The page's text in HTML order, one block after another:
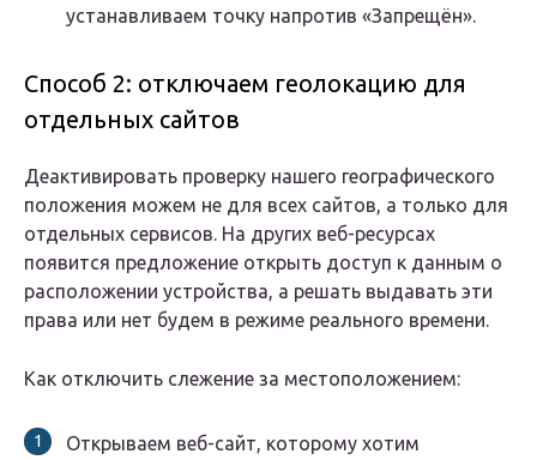
устанавливаем точку напротив «Запрещён».
Способ 2: отключаем геолокацию для
отдельных сайтов
Деактивировать проверку нашего географического
положения можем не для всех сайтов, а только для
отдельных сервисов. На других веб-ресурсах
появится предложение открыть доступ к данным о
расположении устройства, а решать выдавать эти
права или нет будем в режиме реального времени.
Как отключить слежение за местоположением:
Открываем веб-сайт, которому хотим